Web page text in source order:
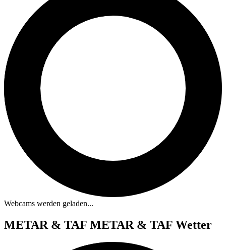
Webcams werden geladen...
METAR & TAF METAR & TAF Wetter